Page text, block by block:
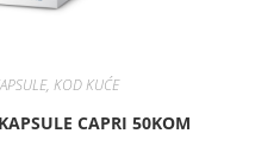
U KORPU
, KOD KUĆE
CAPRI 50KOM